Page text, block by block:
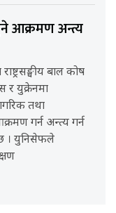
आक्रमण अन्त्य
बाल कोष
युक्रेनमा
तथा
गर्न अन्त्य गर्न
। युनिसेफले